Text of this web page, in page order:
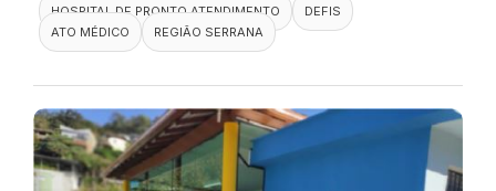
HOSPITAL DE PRONTO ATENDIMENTO
DEFIS
ATO MÉDICO
REGIÃO SERRANA